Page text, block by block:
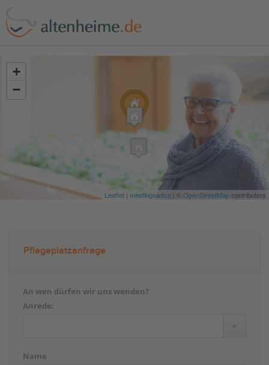
+
−
Leaflet | meetingswitch | ©OpenStreetMapcontributors
Pflegeplatzanfrage
An wen dürfen wir uns wenden?
Anrede:
Name